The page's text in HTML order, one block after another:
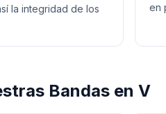
la integridad de los
en
Bandas en V